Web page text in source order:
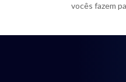
vocês fazem